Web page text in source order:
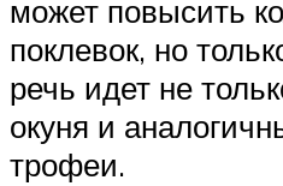
может повысить
поклевок, но
речь идет не
окуня и
трофеи.